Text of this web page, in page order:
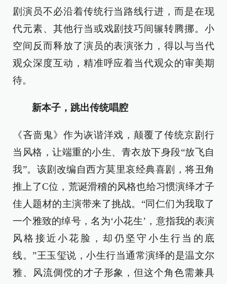
剧演员不必沿着传统行当路线行进，而是在现
代元素、其他行当或戏剧技巧间辗转腾挪。小
空间反而释放了演员的表演张力，得以与当代
观众深度互动，精准呼应着当代观众的审美期
待。
新本子，跳出传统唱腔
《吝啬鬼》作为诙谐洋戏，颠覆了传统京剧行
当风格，让端重的小生、青衣放下身段“放飞自
我”。该剧改编自西方莫里哀经典喜剧，将丑角
推上了C位，荒诞滑稽的风格也给习惯演绎才子
佳人题材的主演带来了挑战。“同仁们为我取了
一个雅致的绰号，名为‘小花生’，意指我的表演
风格接近小花脸，却仍坚守小生行当的底
线。”王玉玺说，小生行当通常演绎的是温文尔
雅、风流倜傥的才子形象，但这个角色需兼具